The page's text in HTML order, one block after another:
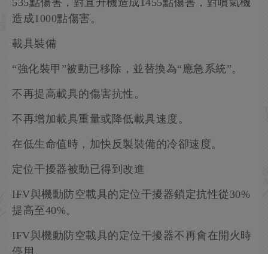
535點傷害，對直升機造成1455點傷害，對噴氣機
造成1000點傷害。
載具裝備
“強化裝甲”被動已移除，並替換為“應急系統”。
不再提高載具的傷害抗性。
不再增加載具重量或降低載具速度。
在低生命值時，加快反製裝備的冷卻速度。
定位干擾器被動已得到改進
IFV與機動防空載具的定位干擾器鎖定抗性從30%
提高至40%。
IFV與機動防空載具的定位干擾器不再會在開火時